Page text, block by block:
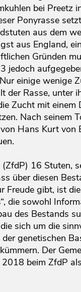
bei Preetz
Ponyrasse
aus dem
aus England,
Gründen
jedoch
einige wenige
der Rasse, unter
Zucht mit einem
Nach seinem
Hans Kurt von
16 Stuten,
über diesen
Freude gibt, ist
die sowohl
des Bestands
sich um die
genetischen
Der
beim ZfdP